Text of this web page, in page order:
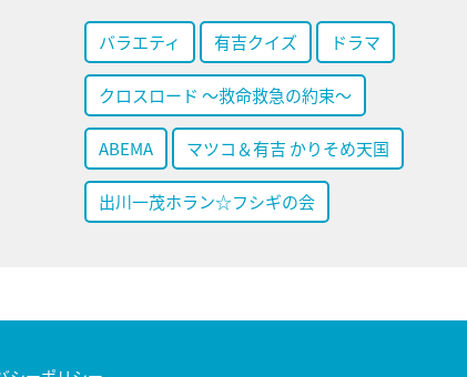
バラエティ 有吉クイズ ドラマ
クロスロード ～救命救急の約束～
ABEMA マツコ＆有吉 かりそめ天国
出川一茂ホラン☆フシギの会